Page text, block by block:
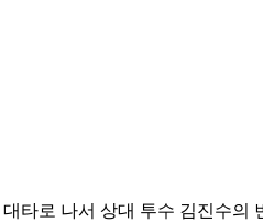
타로 나서 상대 투수 김진수